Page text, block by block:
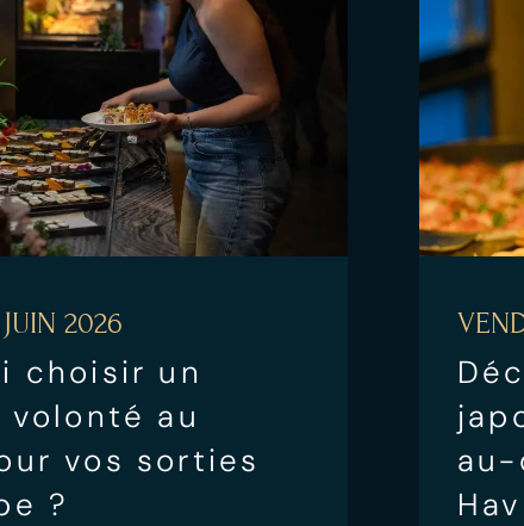
2026
choisir un
au
vos sorties
?
au-